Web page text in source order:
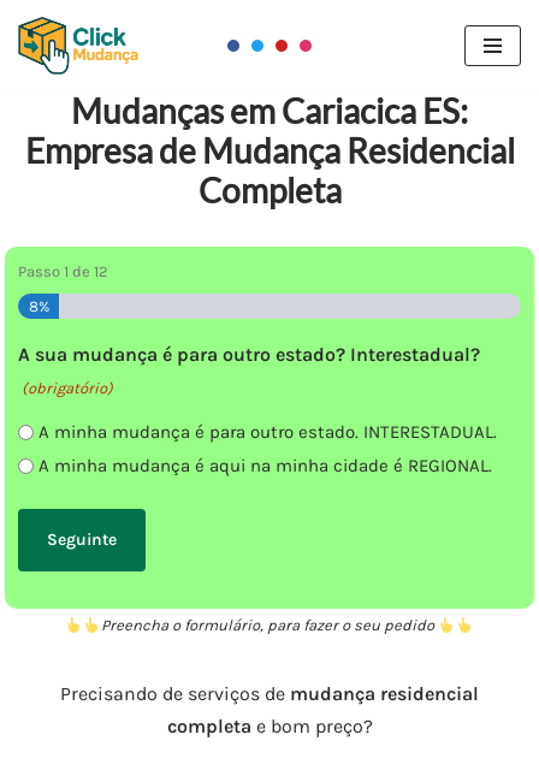
Pular
o
conteúdo
Mudanças em Cariacica ES:
Empresa de Mudança Residencial
Completa
Passo1 de12
8%
A sua mudança é para outro estado? Interestadual?
(obrigatório)
A minha mudança é para outro estado. INTERESTADUAL.
A minha mudança é aqui na minha cidade é REGIONAL.
Preencha o formulário, para fazer o seu pedido
Precisando de serviços de mudança residencial
completa e bom preço?